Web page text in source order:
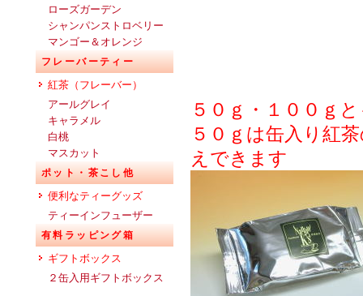
ローズガーデン
シャンパンストロベリー
マンゴー＆オレンジ
フレーバーティー
紅茶（フレーバー）
アールグレイ
キャラメル
白桃
マスカット
ポット・茶こし他
便利なティーグッズ
ティーインフューザー
有料ラッピング箱
ギフトボックス
２缶入用ギフトボックス
５０ｇ・１００ｇ
５０ｇは缶入り紅
えできます